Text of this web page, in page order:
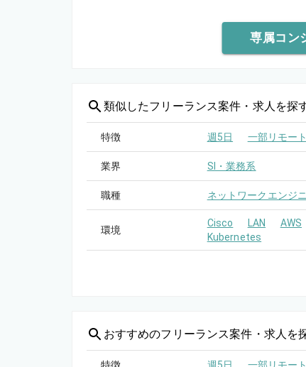
専属コン
類似したフリーランス案件・求人を探
特徴 週5日 一部リモート
業界 SI・業務系
職種 ネットワークエンジ
環境
Cisco LAN AWS
Kubernetes
おすすめのフリーランス案件・求人を